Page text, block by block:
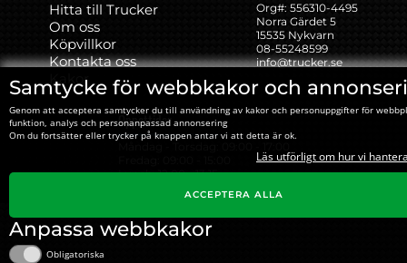
Samtycke för webbkakor och
Genom att acceptera samtycker du till användning av kakor och personuppgifter för
funktion, analys och personanpassad annonsering
Om du fortsätter eller trycker på knappen antar vi att detta är ok.
Läs utförligt om hur vi
ACCEPTERA ALLA
Anpassa webbkakor
Obligatoriska
Hitta till Trucker
Om oss
Köpvillkor
Kontakta oss
Kakor
Org#: ‍556310-4495
Norra Gärdet 5
15535 Nykvarn
08-55248599
info@trucker.se
Öppettider
Lunch: 12:00 - 13:15